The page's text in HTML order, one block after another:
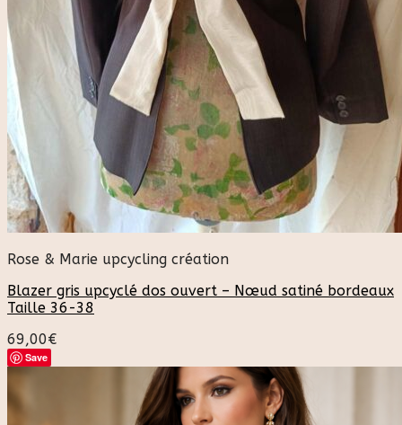
Rose & Marie upcycling création
Blazer gris upcyclé dos ouvert – Nœud satiné bordeaux
Taille 36-38
69,00€
Save